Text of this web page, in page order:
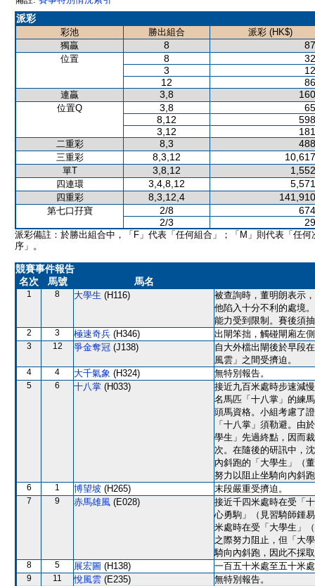
派彩
彩池 勝出組合
派彩 (HK$)
獨贏
8
位置 8
3
12
連贏 3,8
位置Q 3,8
8,12
3,12
二重彩 8,3
三重彩 8,3,12
單T 3,8,12
四連環 3,4,8,12
四重彩 8,3,12,4
第七口孖寶 2/8
2/3
派彩備註：於勝出組合中，「F」代表「任何組合」；「M」則代表「任何
序」。
競賽事件報告
名次
馬號 馬名
1 8 大學生 (H116)
被查詢時，董明朗表示
他陷入十分不利的處境
能力受到限制。賽後須
2 3 極速奇兵 (H346) 出閘笨拙，觸碰閘廂左
3 12 爭金奪冠 (J138)
自大外檔出閘後於早段
風雲」之間受擠迫。
4 4 大千氣象 (H324) 無特別報告。
5 6 十八掌 (H033)
接近九百米處時步速減
名馬匹「十八掌」的練
頭馬資格。小組考慮了
「十八掌」須勒避。由
學生」先過終點，因而
次。在隨後的研訊中，
內斜跑的「大學生」（
努力以阻止坐騎向內斜
6 1 博望坡 (H265) 末段嚴重受擠迫。
7 9 赤馬雄風 (E028)
接近千四米處時在受「
心勇駒」（見習騎師鍾
米處時在受「大學生」
之際努力阻止，但「大
騎向內斜跑，因此不採
8 5 展宏圖 (H138) 一百五十米處至五十米
9 11 悅風雲 (E235) 無特別報告。